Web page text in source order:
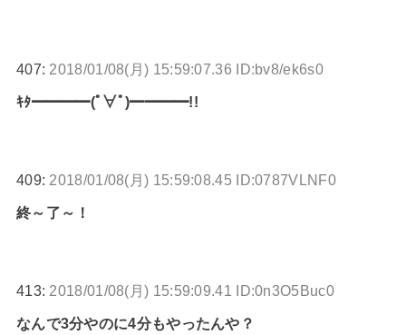
407: 2018/01/08(月) 15:59:07.36 ID:bv8/ek6s0
ｷﾀ━━━━(ﾟ∀ﾟ)━━━━!!
409: 2018/01/08(月) 15:59:08.45 ID:0787VLNF0
終～了～！
413: 2018/01/08(月) 15:59:09.41 ID:0n3O5Buc0
なんで3分やのに4分もやったんや？